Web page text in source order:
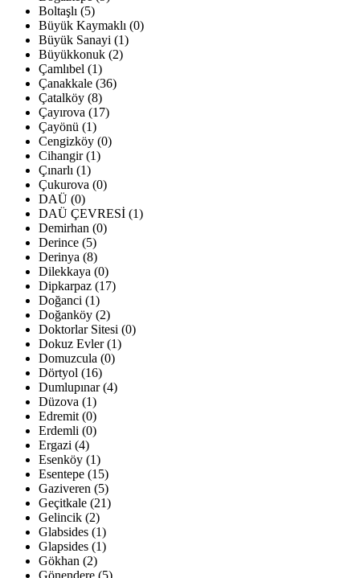
Boltaşlı (5)
Büyük Kaymaklı (0)
Büyük Sanayi (1)
Büyükkonuk (2)
Çamlıbel (1)
Çanakkale (36)
Çatalköy (8)
Çayırova (17)
Çayönü (1)
Cengizköy (0)
Cihangir (1)
Çınarlı (1)
Çukurova (0)
DAÜ (0)
DAÜ ÇEVRESİ (1)
Demirhan (0)
Derince (5)
Derinya (8)
Dilekkaya (0)
Dipkarpaz (17)
Doğanci (1)
Doğanköy (2)
Doktorlar Sitesi (0)
Dokuz Evler (1)
Domuzcula (0)
Dörtyol (16)
Dumlupınar (4)
Düzova (1)
Edremit (0)
Erdemli (0)
Ergazi (4)
Esenköy (1)
Esentepe (15)
Gaziveren (5)
Geçitkale (21)
Gelincik (2)
Glabsides (1)
Glapsides (1)
Gökhan (2)